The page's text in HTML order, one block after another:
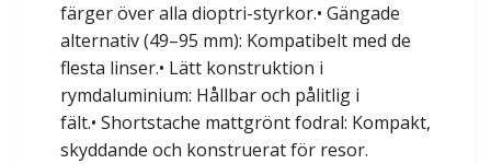
färger över alla dioptri-styrkor.• Gängade
alternativ (49–95 mm): Kompatibelt med de
flesta linser.• Lätt konstruktion i
rymdaluminium: Hållbar och pålitlig i
fält.• Shortstache mattgrönt fodral: Kompakt,
skyddande och konstruerat för resor.